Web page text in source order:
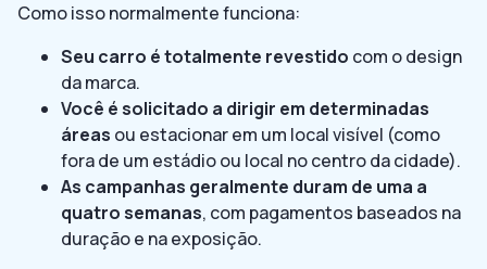
Como isso normalmente funciona:
Seu carro é totalmente revestido com o design
da marca.
Você é solicitado a dirigir em determinadas
áreas ou estacionar em um local visível (como
fora de um estádio ou local no centro da cidade).
As campanhas geralmente duram de uma a
quatro semanas, com pagamentos baseados na
duração e na exposição.